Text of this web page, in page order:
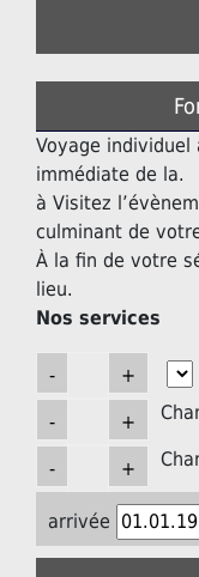
Voyage
immédiate de la.
à Visitez
culminant de
À la fin de votre
lieu.
Nos services
arrivée